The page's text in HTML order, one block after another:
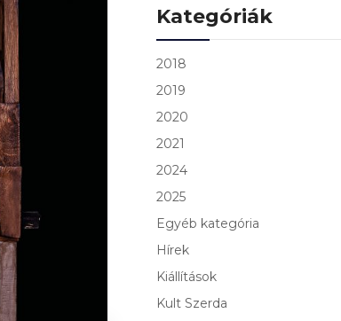
Kategóriák
2018
2019
2020
2021
2024
2025
Egyéb kategória
Hírek
Kiállítások
Kult Szerda